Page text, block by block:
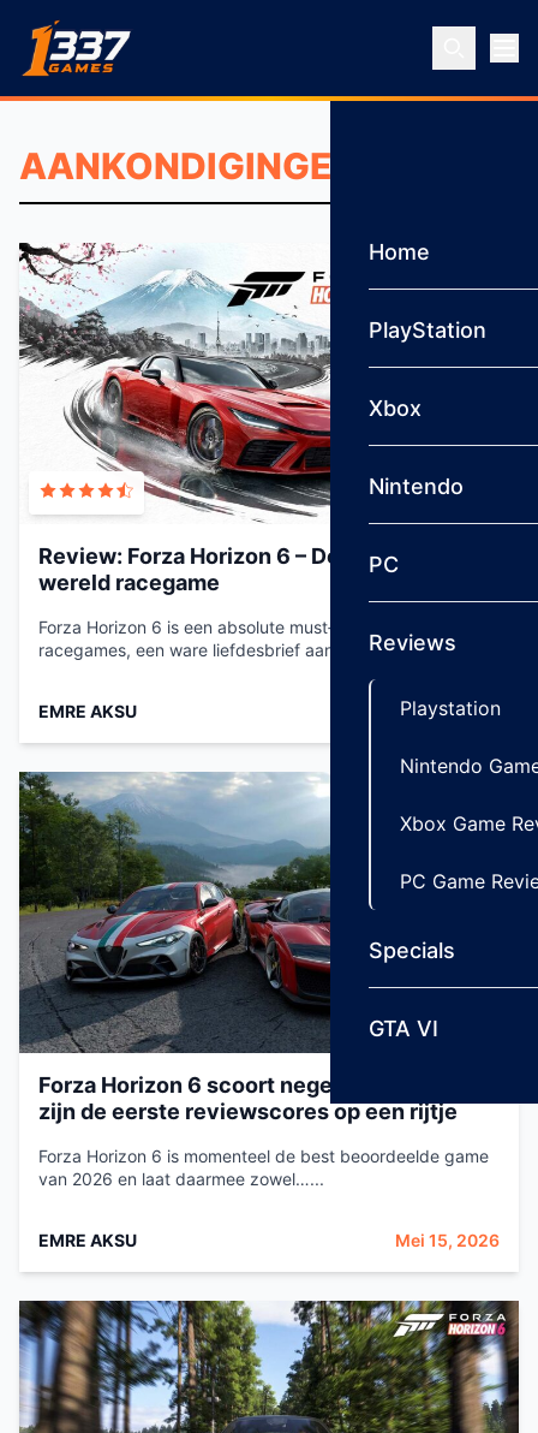
Ga naar inhoud
Home
PlayStation
Xbox
Nintendo
PC
Reviews
Playstation
Nintendo
Xbox Game
PC Game
Specials
GTA VI
Review: Forza Horizon 6 – De beste open
wereld racegame
Forza Horizon 6 is een absolute must‑have voor fans van
racegames, een ware liefdesbrief aan…...
EMRE AKSU Mei 19, 2026
Forza Horizon 6 scoort negens en tienen, dit
zijn de eerste reviewscores op een rijtje
Forza Horizon 6 is momenteel de best beoordeelde game
van 2026 en laat daarmee zowel…...
EMRE AKSU Mei 15, 2026